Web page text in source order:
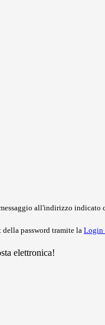
all'indirizzo indicato
della password tramite la Login
elettronica!